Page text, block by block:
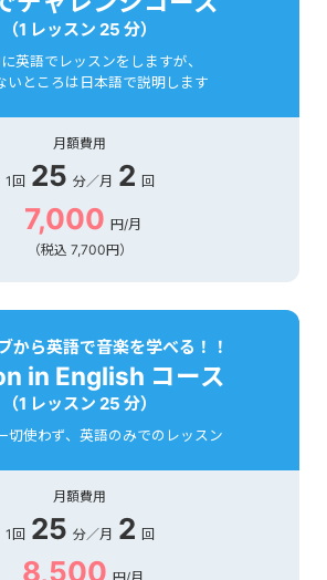
（1 レッスン 25 分）
英語でレッスンをしますが、
いところは日本語で説明します
月額費用
1回 25 分／月 2 回
7,000 円/月
（税込 7,700円）
から英語で音楽を学べる！！
in English コース
（1 レッスン 25 分）
切使わず、英語のみでのレッスン
月額費用
1回 25 分／月 2 回
8,500